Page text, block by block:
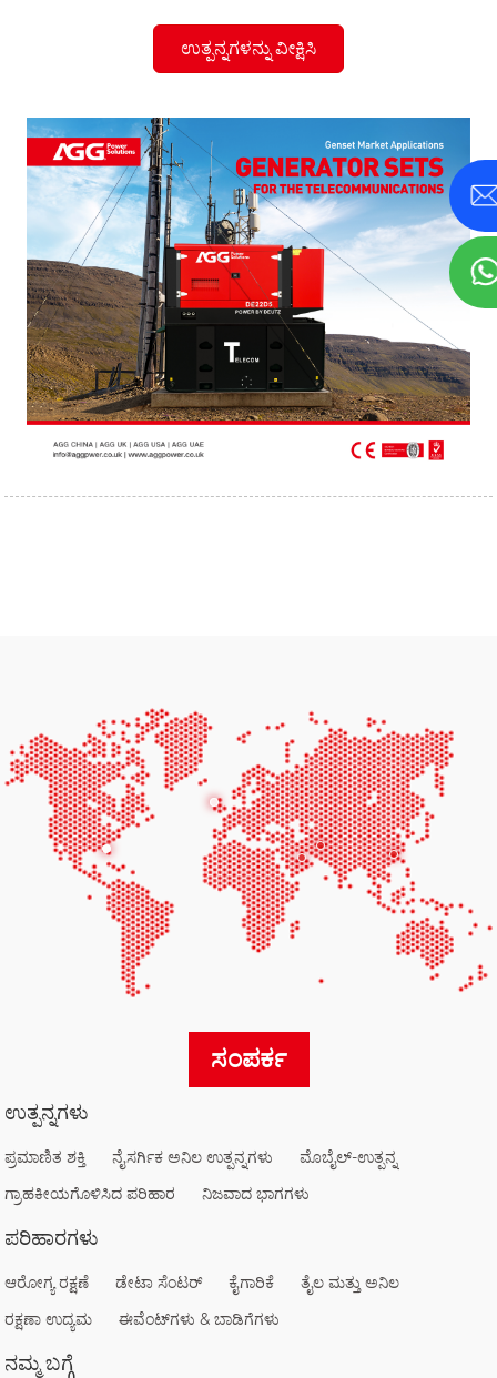
ಉತ್ಪನ್ನಗಳನ್ನು ವೀಕ್ಷಿಸಿ
ಸಂಪರ್ಕ
ಉತ್ಪನ್ನಗಳು
ಪ್ರಮಾಣಿತ ಶಕ್ತಿ ನೈಸರ್ಗಿಕ ಅನಿಲ ಉತ್ಪನ್ನಗಳು
ಮೊಬೈಲ್-ಉತ್ಪನ್ನ
ಗ್ರಾಹಕೀಯಗೊಳಿಸಿದ ಪರಿಹಾರ
ನಿಜವಾದ ಭಾಗಗಳು
ಪರಿಹಾರಗಳು
ಆರೋಗ್ಯ ರಕ್ಷಣೆ ಡೇಟಾ ಸೆಂಟರ್ ಕೈಗಾರಿಕೆ
ತೈಲ ಮತ್ತು ಅನಿಲ
ರಕ್ಷಣಾ ಉದ್ಯಮ
ಈವೆಂಟ್‌ಗಳು & ಬಾಡಿಗೆಗಳು
ನಮ್ಮ ಬಗ್ಗೆ